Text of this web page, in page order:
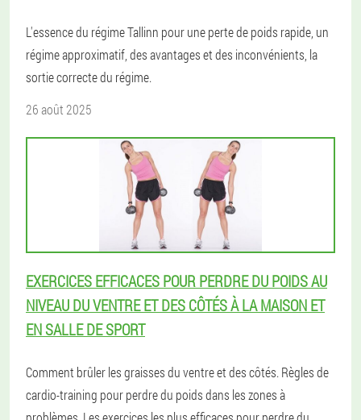
L'essence du régime Tallinn pour une perte de poids rapide, un
régime approximatif, des avantages et des inconvénients, la
sortie correcte du régime.
26 août 2025
EXERCICES EFFICACES POUR PERDRE DU POIDS AU
NIVEAU DU VENTRE ET DES CÔTÉS À LA MAISON ET
EN SALLE DE SPORT
Comment brûler les graisses du ventre et des côtés. Règles de
cardio-training pour perdre du poids dans les zones à